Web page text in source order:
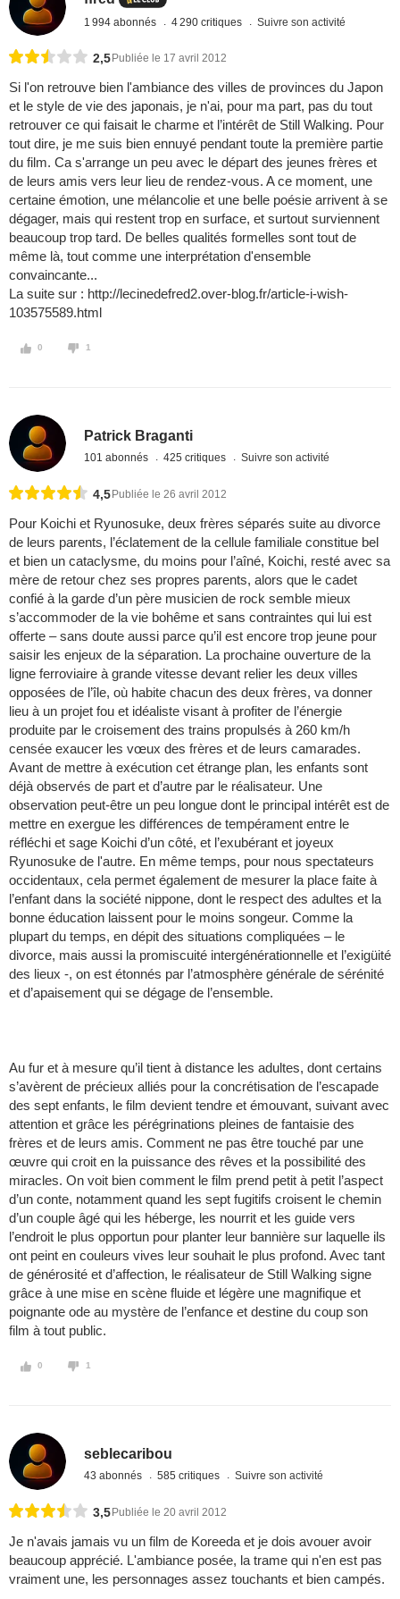
1 994 abonnés 4 290 critiques Suivre son activité
2,5 Publiée le 17 avril 2012
Si l'on retrouve bien l'ambiance des villes de provinces du Japon
et le style de vie des japonais, je n'ai, pour ma part, pas du tout
retrouver ce qui faisait le charme et l’intérêt de Still Walking. Pour
tout dire, je me suis bien ennuyé pendant toute la première partie
du film. Ca s'arrange un peu avec le départ des jeunes frères et
de leurs amis vers leur lieu de rendez-vous. A ce moment, une
certaine émotion, une mélancolie et une belle poésie arrivent à se
dégager, mais qui restent trop en surface, et surtout surviennent
beaucoup trop tard. De belles qualités formelles sont tout de
même là, tout comme une interprétation d'ensemble
convaincante...
La suite sur : http://lecinedefred2.over-blog.fr/article-i-wish-
103575589.html
0 1
Patrick Braganti
101 abonnés 425 critiques Suivre son activité
4,5 Publiée le 26 avril 2012
Pour Koichi et Ryunosuke, deux frères séparés suite au divorce
de leurs parents, l’éclatement de la cellule familiale constitue bel
et bien un cataclysme, du moins pour l’aîné, Koichi, resté avec sa
mère de retour chez ses propres parents, alors que le cadet
confié à la garde d’un père musicien de rock semble mieux
s’accommoder de la vie bohême et sans contraintes qui lui est
offerte – sans doute aussi parce qu’il est encore trop jeune pour
saisir les enjeux de la séparation. La prochaine ouverture de la
ligne ferroviaire à grande vitesse devant relier les deux villes
opposées de l’île, où habite chacun des deux frères, va donner
lieu à un projet fou et idéaliste visant à profiter de l’énergie
produite par le croisement des trains propulsés à 260 km/h
censée exaucer les vœux des frères et de leurs camarades.
Avant de mettre à exécution cet étrange plan, les enfants sont
déjà observés de part et d’autre par le réalisateur. Une
observation peut-être un peu longue dont le principal intérêt est de
mettre en exergue les différences de tempérament entre le
réfléchi et sage Koichi d’un côté, et l’exubérant et joyeux
Ryunosuke de l'autre. En même temps, pour nous spectateurs
occidentaux, cela permet également de mesurer la place faite à
l’enfant dans la société nippone, dont le respect des adultes et la
bonne éducation laissent pour le moins songeur. Comme la
plupart du temps, en dépit des situations compliquées – le
divorce, mais aussi la promiscuité intergénérationnelle et l’exigüité
des lieux -, on est étonnés par l’atmosphère générale de sérénité
et d’apaisement qui se dégage de l’ensemble.
Au fur et à mesure qu’il tient à distance les adultes, dont certains
s’avèrent de précieux alliés pour la concrétisation de l’escapade
des sept enfants, le film devient tendre et émouvant, suivant avec
attention et grâce les pérégrinations pleines de fantaisie des
frères et de leurs amis. Comment ne pas être touché par une
œuvre qui croit en la puissance des rêves et la possibilité des
miracles. On voit bien comment le film prend petit à petit l’aspect
d’un conte, notamment quand les sept fugitifs croisent le chemin
d’un couple âgé qui les héberge, les nourrit et les guide vers
l’endroit le plus opportun pour planter leur bannière sur laquelle ils
ont peint en couleurs vives leur souhait le plus profond. Avec tant
de générosité et d’affection, le réalisateur de Still Walking signe
grâce à une mise en scène fluide et légère une magnifique et
poignante ode au mystère de l’enfance et destine du coup son
film à tout public.
0 1
seblecaribou
43 abonnés 585 critiques Suivre son activité
3,5 Publiée le 20 avril 2012
Je n'avais jamais vu un film de Koreeda et je dois avouer avoir
beaucoup apprécié. L'ambiance posée, la trame qui n'en est pas
vraiment une, les personnages assez touchants et bien campés.